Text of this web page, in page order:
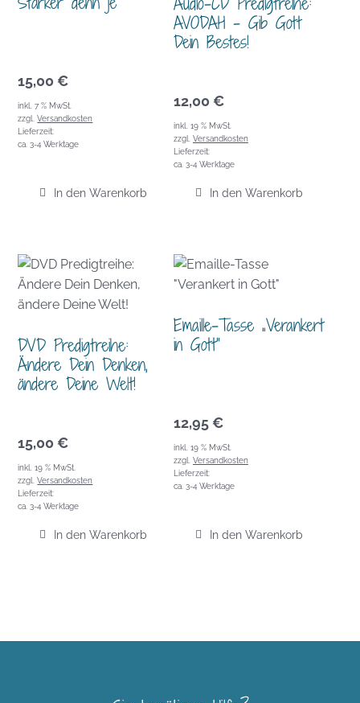
15,00 €
inkl. 7 % MwSt.
zzgl.Versandkosten
Lieferzeit:
ca. 3-4 Werktage
In den Warenkorb
AVODAH – Gib Gott
Dein Bestes!
12,00 €
inkl. 19 % MwSt.
zzgl. Versandkosten
Lieferzeit:
ca. 3-4 Werktage
In den Warenkorb
DVD Predigtreihe:
Ändere Dein Denken,
ändere Deine Welt!
15,00 €
inkl. 19 % MwSt.
zzgl.Versandkosten
Lieferzeit:
ca. 3-4 Werktage
In den Warenkorb
Emaille-Tasse „Verankert
in Gott“
12,95 €
inkl. 19 % MwSt.
zzgl. Versandkosten
Lieferzeit:
ca. 3-4 Werktage
In den Warenkorb